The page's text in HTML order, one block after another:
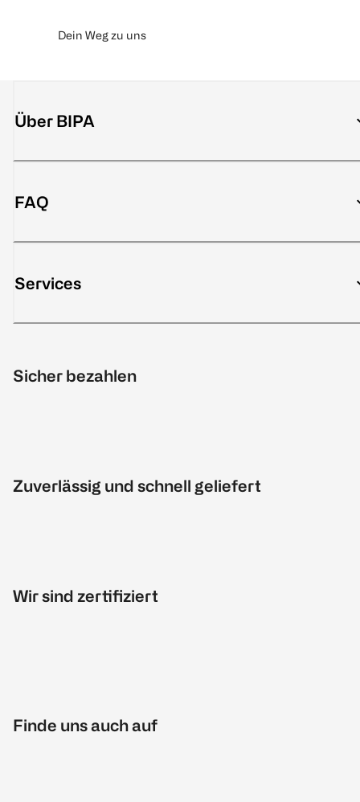
Dein Weg zu uns
Über BIPA
FAQ
Services
Sicher bezahlen
Zuverlässig und schnell geliefert
Wir sind zertifiziert
Finde uns auch auf